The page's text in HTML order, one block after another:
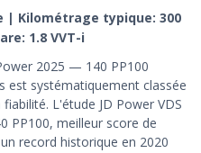
| Kilométrage typique: 300
1.8 VVT-i
2025 — 140 PP100
est systématiquement classée
L'étude JD Power VDS
PP100, meilleur score de
record historique en 2020